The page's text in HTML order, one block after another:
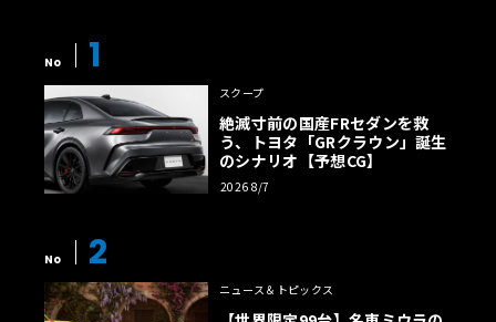
No 1
スクープ
絶滅寸前の国産FRセダンを救
う、トヨタ「GRクラウン」誕生
のシナリオ【予想CG】
2026 8/7
No 2
ニュース＆トピックス